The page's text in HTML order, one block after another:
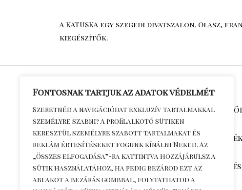
Fontosnak tartjuk az adatok védelmét
Szeretnéd a navigációdat exkluzív tartalmakkal
személyre szabni? A profilalkotó sütiken
keresztül személyre szabott tartalmakat és
reklám értesítéseket fogunk kínálni Neked. Az
„Összes elfogadása”-ra kattintva hozzájárulsz a
sütik használatához, ha pedig bezárod ezt az
ablakot a bezárás gombbal, folytathatod a
A KATUSKA egy szegedi divatszalon. Olasz,
kiegészítők.
Általános
Feltételek
Adatkezelési
Kapcsolat
Szállítási díjak és
információk